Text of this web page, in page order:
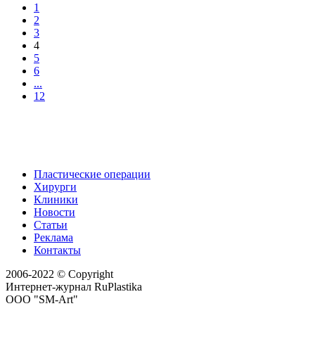
1
2
3
4
5
6
...
12
Пластические операции
Хирурги
Клиники
Новости
Статьи
Реклама
Контакты
2006-2022 © Copyright
Интернет-журнал RuPlastika
ООО "SM-Art"